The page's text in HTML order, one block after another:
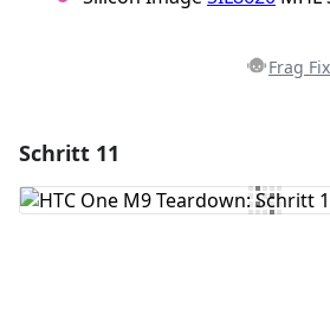
Frag
Kommentar hinzufügen
Schritt 11